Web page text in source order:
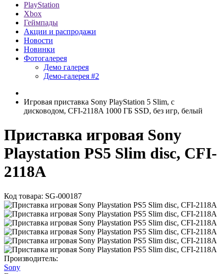
PlayStation
Xbox
Геймпады
Акции и распродажи
Новости
Новинки
Фотогалерея
Демо галерея
Демо-галерея #2
Игровая приставка Sony PlayStation 5 Slim, с
дисководом, CFI-2118A 1000 ГБ SSD, без игр, белый
Приставка игровая Sony
Playstation PS5 Slim disc, CFI-
2118A
Код товара: SG-000187
Производитель:
Sony